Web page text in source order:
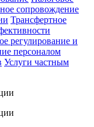
сопровождение
Трансфертное
регулирование и
персоналом
Услуги частным